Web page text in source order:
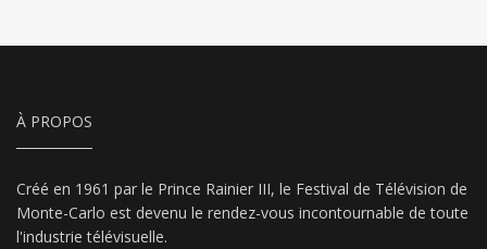
À PROPOS
Créé en 1961 par le Prince Rainier III, le Festival de Télévision de
Monte-Carlo est devenu le rendez-vous incontournable de toute
l'industrie télévisuelle.